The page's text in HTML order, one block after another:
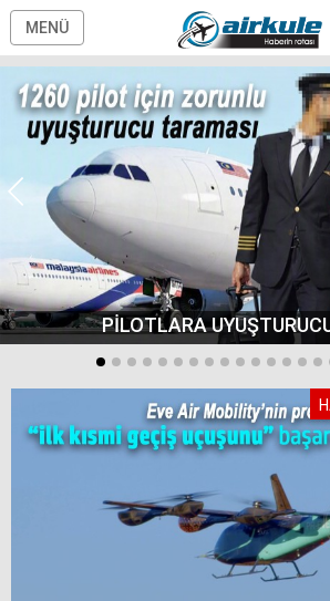
MENÜ
PİLOTLARA